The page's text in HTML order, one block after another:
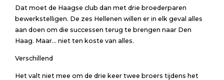
Dat moet de Haagse club dan met drie broederparen
bewerkstelligen. De zes Hellenen willen er in elk geval alles
aan doen om die successen terug te brengen naar Den
Haag. Maar… niet ten koste van alles.
Verschillend
Het valt niet mee om de drie keer twee broers tijdens het